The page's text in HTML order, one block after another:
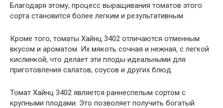
Благодаря этому, процесс выращивания томатов этого
сорта становится более легким и результативным.
Кроме того, томаты Хайнц 3402 отличаются отменным
вкусом и ароматом. Их мякоть сочная и нежная, с легкой
кислинкой, что делает эти плоды идеальными для
приготовления салатов, соусов и других блюд.
Томат Хайнц 3402 является раннеспелым сортом с
крупными плодами. Это позволяет получить богатый